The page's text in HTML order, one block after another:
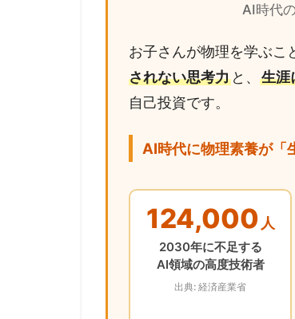
AI時代
お子さんが物理を学ぶこ
されない思考力 と、 生涯
自己投資です。
AI時代に物理素養が「
124,000 人
2030年に不足する
AI領域の高度技術者
出典: 経済産業省